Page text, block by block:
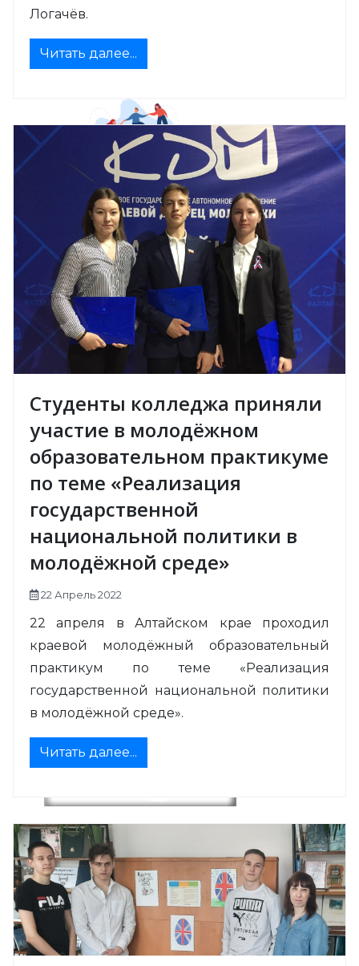
Логачёв.
Читать далее...
Студенты колледжа приняли
участие в молодёжном
образовательном практикуме
по теме «Реализация
государственной
национальной политики в
молодёжной среде»
22 Апрель 2022
22 апреля в Алтайском крае проходил
краевой молодёжный образовательный
практикум по теме «Реализация
государственной национальной политики
в молодёжной среде».
Читать далее...